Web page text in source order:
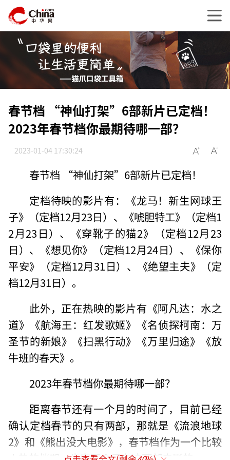
春节档 “神仙打架”6部新片已定档！
2023年春节档你最期待哪一部？
2023-01-04 17:30:24
春节档 “神仙打架”6部新片已定档！
定档待映的影片有：《龙马！新生网球王
子》（定档12月23日）、《唬胆特工》（定档1
2月23日）、《穿靴子的猫2》（定档12月23
日）、《想见你》（定档12月24日）、《保你
平安》（定档12月31日）、《绝望主夫》（定
档12月31日）。
此外，正在热映的影片有《阿凡达：水之
道》《航海王：红发歌姬》《名侦探柯南：万
圣节的新娘》《扫黑行动》《万里归途》《放
牛班的春天》。
2023年春节档你最期待哪一部？
距离春节还有一个月的时间了，目前已经
确认定档春节的只有两部，那就是《流浪地球
2》和《熊出没大电影》，春节档作为一个比较